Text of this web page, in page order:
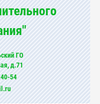
ГО
д.71
54